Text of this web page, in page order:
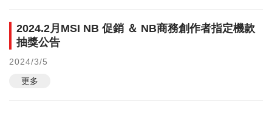
2024.2月MSI NB 促銷 ＆ NB商務創作者指定機款
抽獎公告
2024/3/5
更多